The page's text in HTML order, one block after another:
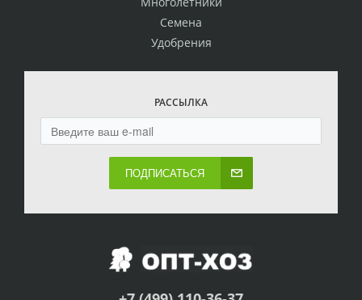
Семена
Удобрения
РАССЫЛКА
ПОДПИСАТЬСЯ